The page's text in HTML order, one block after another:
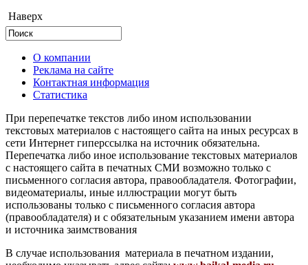
Наверх
О компании
Реклама на сайте
Контактная информация
Статистика
При перепечатке текстов либо ином использовании
текстовых материалов с настоящего сайта на иных ресурсах в
сети Интернет гиперссылка на источник обязательна.
Перепечатка либо иное использование текстовых материалов
с настоящего сайта в печатных СМИ возможно только с
письменного согласия автора, правообладателя. Фотографии,
видеоматериалы, иные иллюстрации могут быть
использованы только с письменного согласия автора
(правообладателя) и с обязательным указанием имени автора
и источника заимствования
В случае использования материала в печатном издании,